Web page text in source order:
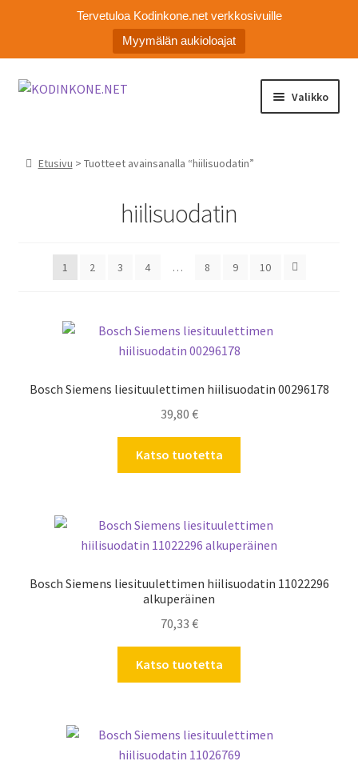
Tervetuloa Kodinkone.net verkkosivuille
Myymälän aukioloajat
Siirry
Siirry
Valikko
Asiakaspalvelu
Etusivu > Tuotteet avainsanalla “hiilisuodatin”
hiilisuodatin
1 2 3 4 … 8 9 10
Bosch Siemens liesituulettimen hiilisuodatin 00296178
39,80 €
Katso tuotetta
Bosch Siemens liesituulettimen hiilisuodatin 11022296
alkuperäinen
70,33 €
Katso tuotetta